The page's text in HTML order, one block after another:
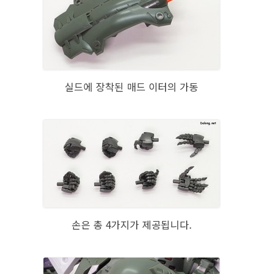
실드에 장착된 매드 이터의 가동
손은 총 4가지가 제공됩니다.